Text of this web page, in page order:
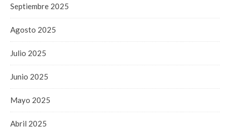
Septiembre 2025
Agosto 2025
Julio 2025
Junio 2025
Mayo 2025
Abril 2025